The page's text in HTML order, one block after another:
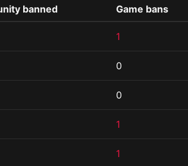
banned Game bans
1
0
0
1
1